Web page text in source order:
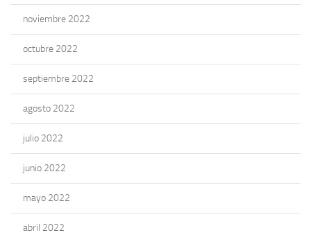
noviembre 2022
octubre 2022
septiembre 2022
agosto 2022
julio 2022
junio 2022
mayo 2022
abril 2022